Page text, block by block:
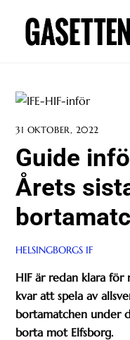
content
31 OKTOBER, 2022
Guide
Årets
HELSINGBORGS IF
HIF är redan klara
kvar att spela av
bortamatchen under
borta mot Elfsborg.